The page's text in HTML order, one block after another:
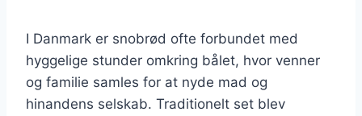
I Danmark er snobrød ofte forbundet med
hyggelige stunder omkring bålet, hvor venner
og familie samles for at nyde mad og
hinandens selskab. Traditionelt set blev